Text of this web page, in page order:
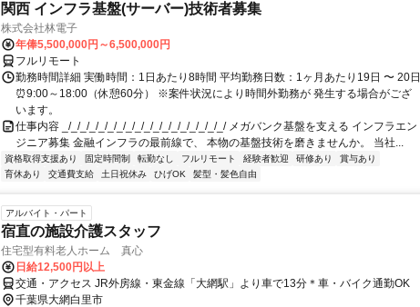
関西 インフラ基盤(サーバー)技術者募集
株式会社林電子
年俸5,500,000円～6,500,000円
フルリモート
勤務時間詳細 実働時間：1日あたり8時間 平均勤務日数：1ヶ月あたり19日 〜 20日
⏰9:00～18:00（休憩60分） ※案件状況により時間外勤務が 発生する場合がござ
います。
仕事内容 _/_/_/_/_/_/_/_/_/_/_/_/_/_/_/_/_/_/ メガバンク基盤を支える インフラエン
ジニア募集 金融インフラの最前線で、 本物の基盤技術を磨きませんか。 当社...
資格取得支援あり 固定時間制 転勤なし フルリモート 経験者歓迎 研修あり
賞与あり
育休あり
交通費支給 土日祝休み ひげOK 髪型・髪色自由
アルバイト・パート
宿直の施設介護スタッフ
住宅型有料老人ホーム 真心
日給12,500円以上
交通・アクセス JR外房線・東金線「大網駅」より車で13分＊車・バイク通勤OK
千葉県大網白里市